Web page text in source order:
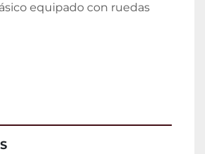
equipado con ruedas